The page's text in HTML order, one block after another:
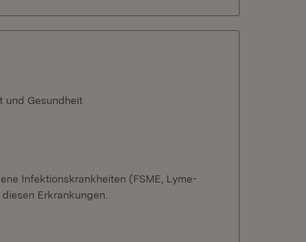
und Gesundheit
Infektionskrankheiten (FSME, Lyme-
Erkrankungen.